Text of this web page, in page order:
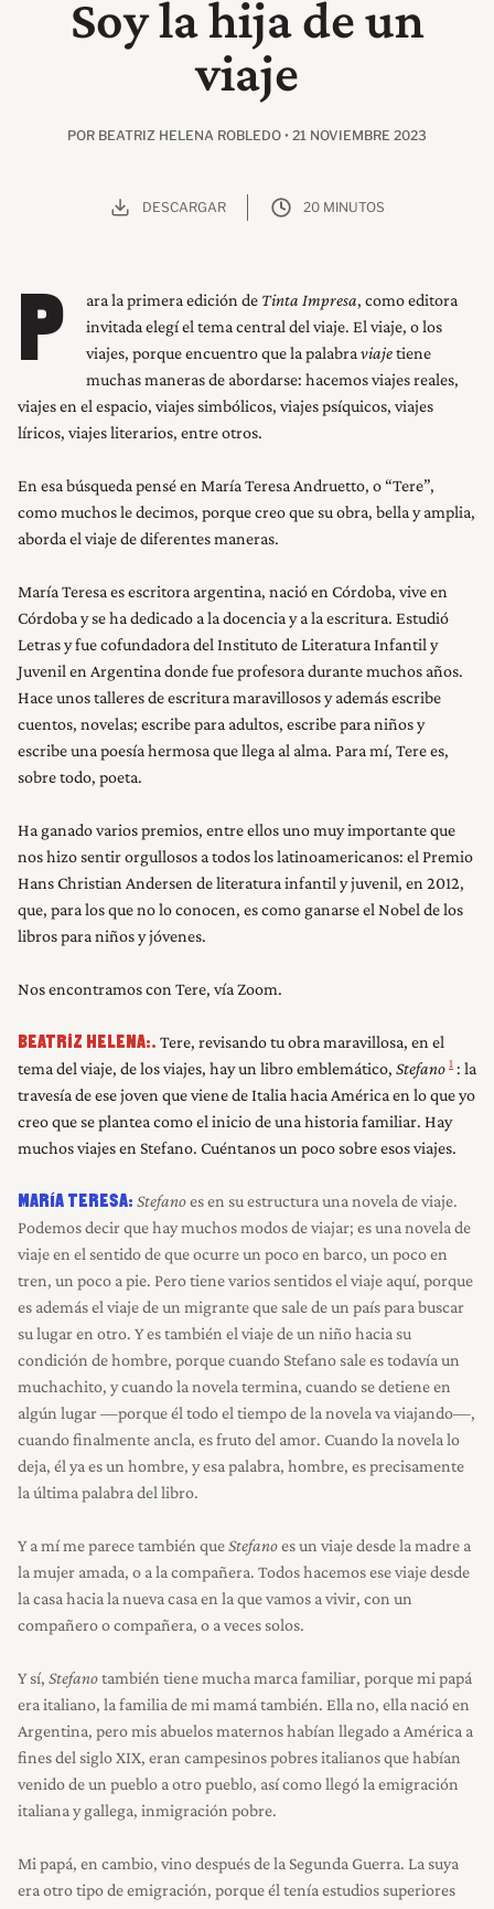
Soy la hija de un
viaje
POR BEATRIZ HELENA ROBLEDO • 21 NOVIEMBRE 2023
DESCARGAR 20 MINUTOS
P ara la primera edición de Tinta Impresa, como editora
invitada elegí el tema central del viaje. El viaje, o los
viajes, porque encuentro que la palabra viajetiene
muchas maneras de abordarse: hacemos viajes reales,
viajes en el espacio, viajes simbólicos, viajes psíquicos, viajes
líricos, viajes literarios, entre otros.
En esa búsqueda pensé en María Teresa Andruetto, o “Tere”,
como muchos le decimos, porque creo que su obra, bella y amplia,
aborda el viaje de diferentes maneras.
María Teresa es escritora argentina, nació en Córdoba, vive en
Córdoba y se ha dedicado a la docencia y a la escritura. Estudió
Letras y fue cofundadora del Instituto de Literatura Infantil y
Juvenil en Argentina donde fue profesora durante muchos años.
Hace unos talleres de escritura maravillosos y además escribe
cuentos, novelas; escribe para adultos, escribe para niños y
escribe una poesía hermosa que llega al alma. Para mí, Tere es,
sobre todo, poeta.
Ha ganado varios premios, entre ellos uno muy importante que
nos hizo sentir orgullosos a todos los latinoamericanos: el Premio
Hans Christian Andersen de literatura infantil y juvenil, en 2012,
que, para los que no lo conocen, es como ganarse el Nobel de los
libros para niños y jóvenes.
Nos encontramos con Tere, vía Zoom.
BEATRIZ HELENA:. Tere, revisando tu obra maravillosa, en el
tema del viaje, de los viajes, hay un libro emblemático, Stefano 1 : la
travesía de ese joven que viene de Italia hacia América en lo que yo
creo que se plantea como el inicio de una historia familiar. Hay
muchos viajes en Stefano. Cuéntanos un poco sobre esos viajes.
MARÍA TERESA: Stefanoes en su estructura una novela de viaje.
Podemos decir que hay muchos modos de viajar; es una novela de
viaje en el sentido de que ocurre un poco en barco, un poco en
tren, un poco a pie. Pero tiene varios sentidos el viaje aquí, porque
es además el viaje de un migrante que sale de un país para buscar
su lugar en otro. Y es también el viaje de un niño hacia su
condición de hombre, porque cuando Stefano sale es todavía un
muchachito, y cuando la novela termina, cuando se detiene en
algún lugar —porque él todo el tiempo de la novela va viajando—,
cuando finalmente ancla, es fruto del amor. Cuando la novela lo
deja, él ya es un hombre, y esa palabra, hombre, es precisamente
la última palabra del libro.
Y a mí me parece también queStefanoes un viaje desde la madre a
la mujer amada, o a la compañera. Todos hacemos ese viaje desde
la casa hacia la nueva casa en la que vamos a vivir, con un
compañero o compañera, o a veces solos.
Y sí, Stefanotambién tiene mucha marca familiar, porque mi papá
era italiano, la familia de mi mamá también. Ella no, ella nació en
Argentina, pero mis abuelos maternos habían llegado a América a
fines del siglo XIX, eran campesinos pobres italianos que habían
venido de un pueblo a otro pueblo, así como llegó la emigración
italiana y gallega, inmigración pobre.
Mi papá, en cambio, vino después de la Segunda Guerra. La suya
era otro tipo de emigración, porque él tenía estudios superiores